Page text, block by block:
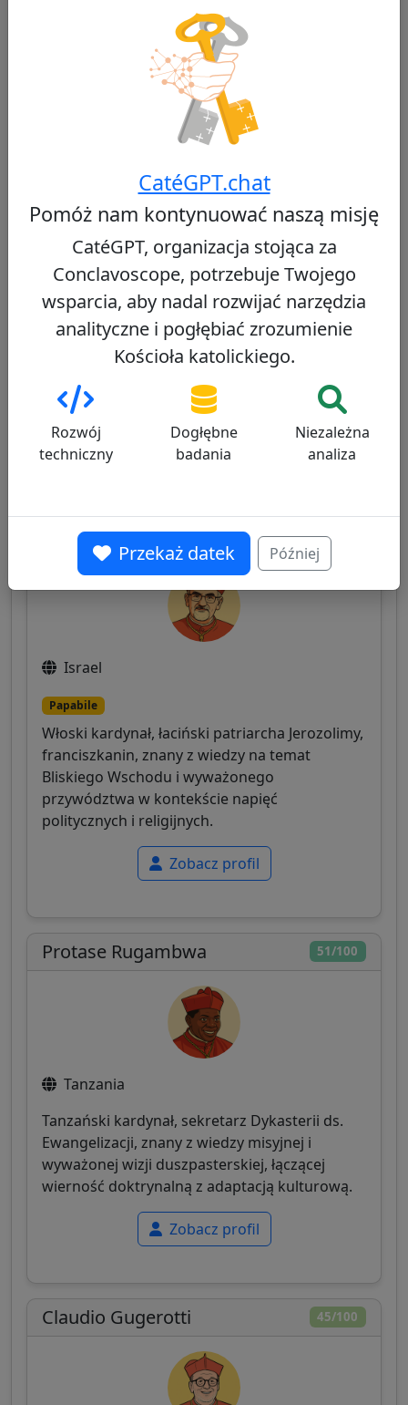
Szwajcarski kardynał, przewodniczący
Dykasterii ds. Popierania Jedności Chrześcijan,
znany z wiedzy teologicznej i zaangażowania
ekumenicznego, o umiarkowanie
konserwatywnym stanowisku doktrynalnym.
Zobacz profil
Inni kardynałowie z tego samego
60/100
Pierbattista Pizzaballa
Israel
Papabile
Włoski kardynał, łaciński patriarcha Jerozolimy,
franciszkanin, znany z wiedzy na temat
Bliskiego Wschodu i wyważonego
przywództwa w kontekście napięć
politycznych i religijnych.
Zobacz profil
51/100
Protase Rugambwa
Tanzania
Tanzański kardynał, sekretarz Dykasterii ds.
Ewangelizacji, znany z wiedzy misyjnej i
wyważonej wizji duszpasterskiej, łączącej
wierność doktrynalną z adaptacją kulturową.
Zobacz profil
45/100
Claudio Gugerotti
CatéGPT.chat
Pomóż nam kontynuować naszą misję
CatéGPT, organizacja stojąca za
Conclavoscope, potrzebuje Twojego
wsparcia, aby nadal rozwijać narzędzia
analityczne i pogłębiać zrozumienie
Kościoła katolickiego.
Rozwój
techniczny
Dogłębne
badania
Niezależna
analiza
Przekaż datek Później